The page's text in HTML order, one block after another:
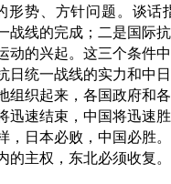
形势、方针问题。谈话
战线的完成；二是国际
动的兴起。这三个条件
日统一战线的实力和中
组织起来，各国政府和
迅速结束，中国将迅速
，日本必败，中国必胜
的主权，东北必须收复